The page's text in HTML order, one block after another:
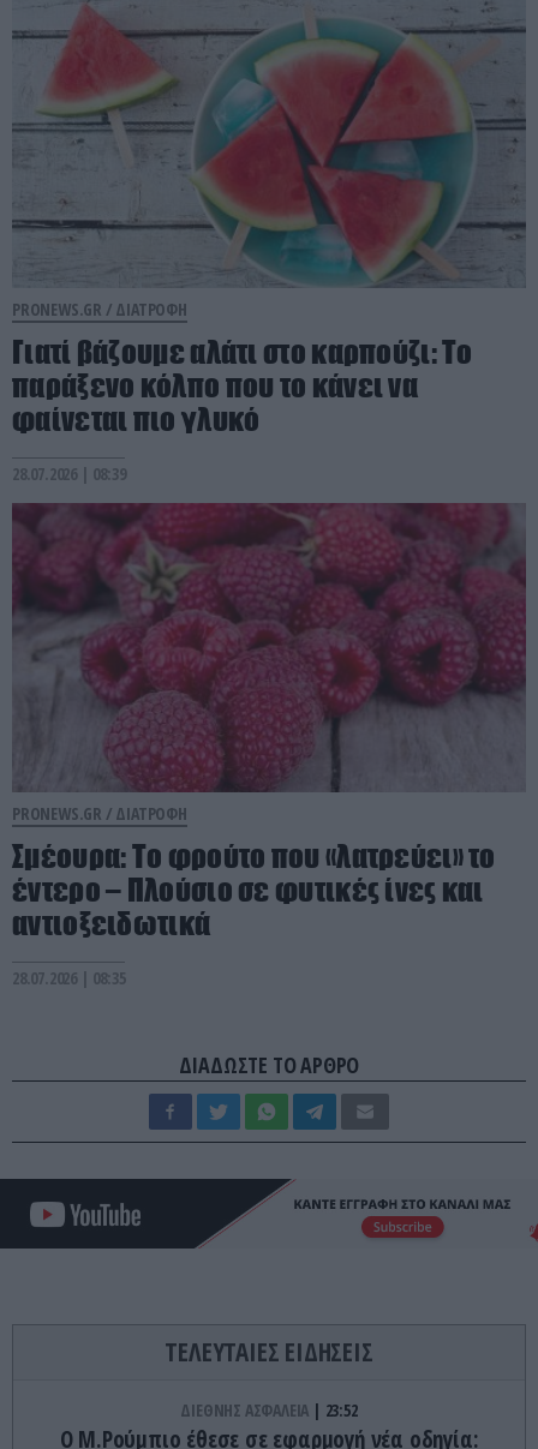
PRONEWS.GR / ΔΙΑΤΡΟΦΗ
Γιατί βάζουμε αλάτι στο καρπούζι: Το
παράξενο κόλπο που το κάνει να
φαίνεται πιο γλυκό
28.07.2026 | 08:39
PRONEWS.GR / ΔΙΑΤΡΟΦΗ
Σμέουρα: Το φρούτο που «λατρεύει» το
έντερο – Πλούσιο σε φυτικές ίνες και
αντιοξειδωτικά
28.07.2026 | 08:35
ΔΙΑΔΩΣΤΕ ΤΟ ΑΡΘΡΟ
ΤΕΛΕΥΤΑΙΕΣ ΕΙΔΗΣΕΙΣ
ΔΙΕΘΝΗΣ ΑΣΦΑΛΕΙΑ 23:52
Ο Μ.Ρούμπιο έθεσε σε εφαρμογή νέα οδηγία: